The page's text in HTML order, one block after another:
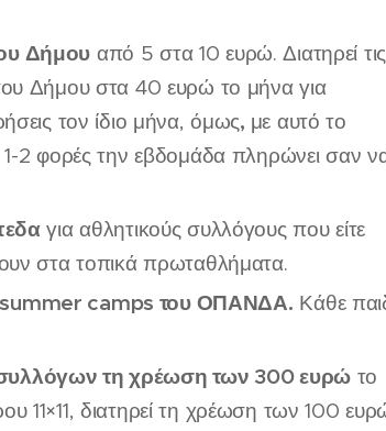
Δήμου από 5 στα 10 ευρώ. Διατηρεί τις
Δήμου στα 40 ευρώ το μήνα για
τον ίδιο μήνα, όμως, με αυτό το
1-2 φορές την εβδομάδα πληρώνει σαν
για αθλητικούς συλλόγους που είτε
στα τοπικά πρωταθλήματα.
summer camps του ΟΠΑΝΔΑ. Κάθε
τη χρέωση των 300 ευρώτο
11×11, διατηρεί τη χρέωση των 100